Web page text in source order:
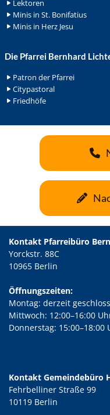
Lektoren
Minis in St. Bonifatius
Minis in Herz Jesu
Die Pfarrei Bernhard
Patron der Pfarrei
Citypastoral
Friedhöfe
Kontakt Pfarreibüro
Yorckstr. 88C
10965 Berlin
Öffnungszeiten:
Montag: derzeit
Mittwoch: 12:00–16:00
Donnerstag: 15:00–18:00
Kontakt Gemeindebüro
Fehrbelliner Straße 99
10119 Berlin